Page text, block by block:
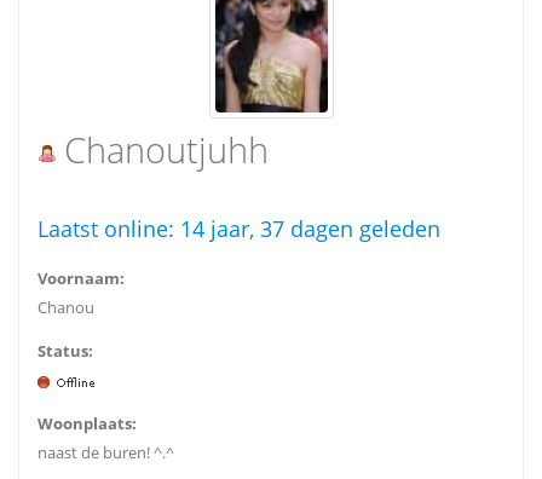
Chanoutjuhh
Laatst online: 14 jaar, 37 dagen geleden
Voornaam:
Chanou
Status:
Woonplaats:
naast de buren! ^.^